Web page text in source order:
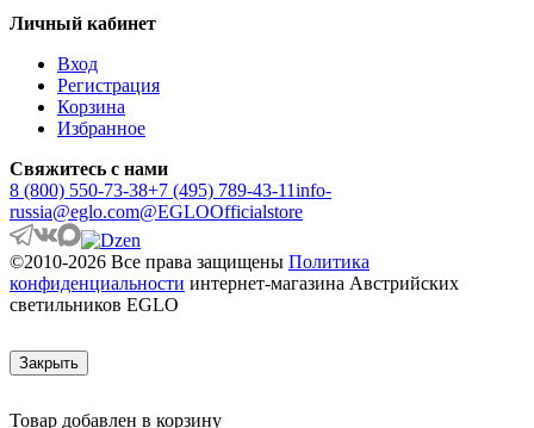
ARANZOLA
ARGOLIS 2
ARISCANI
ARISCANI 2
ARNHEM
ARTANA
ASBY
ASINDRO
ATOLLARI
AULIYE
AUROTONELLO
AUSTELL
AZBARREN
BABIRIK
BALEZZE
Личный кабинет
Вход
Регистрация
Корзина
Избранное
Свяжитесь с нами
8 (800) 550-73-38+7 (495) 789-43-11info-
russia@eglo.com@EGLOOfficialstore
©2010-2026 Все права защищены Политика
конфиденциальности интернет-магазина Австрийских
светильников EGLO
Закрыть
Товар добавлен в корзину